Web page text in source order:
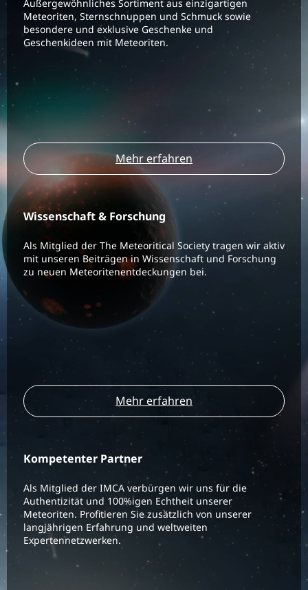
Außergewöhnliches Sortiment aus einzigartigen
Meteoriten, Sternschnuppen und Schmuck sowie
besondere und exklusive Geschenke und
Geschenkideen mit Meteoriten.
Mehr erfahren
Wissenschaft & Forschung
Als Mitglied der The Meteoritical Society tragen wir aktiv
mit unseren Beiträgen in Wissenschaft und Forschung
zu neuen Meteoritenentdeckungen bei.
Mehr erfahren
Kompetenter Partner
Als Mitglied der IMCA verbürgen wir uns für die
Authentizität und 100%igen Echtheit unserer
Meteoriten. Profitieren Sie zusätzlich von unserer
langjährigen Erfahrung und weltweiten
Expertennetzwerken.